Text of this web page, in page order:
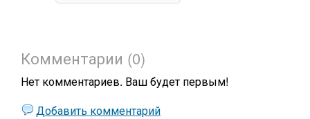
Комментарии (0)
Нет комментариев. Ваш будет первым!
Добавить комментарий